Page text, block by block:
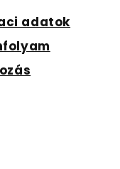
adatok